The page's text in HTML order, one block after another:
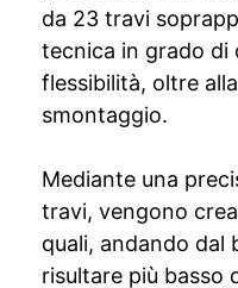
da 23 travi
tecnica in grado di
flessibilità, oltre
smontaggio.
Mediante una
travi, vengono
quali, andando dal
risultare più basso